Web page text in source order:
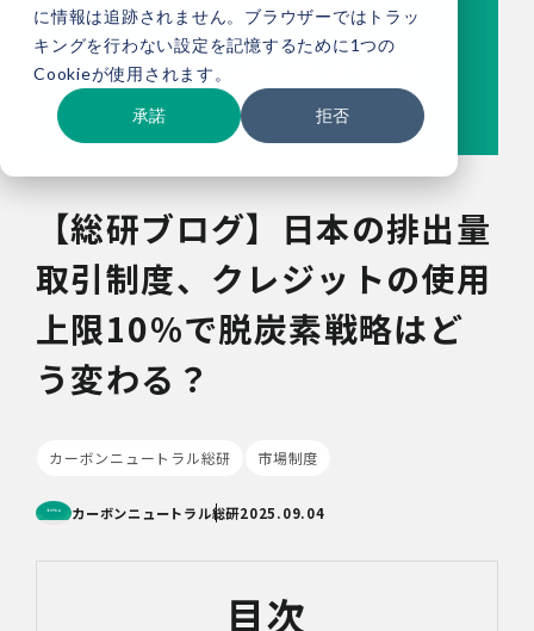
に情報は追跡されません。ブラウザーではトラッ
キングを行わない設定を記憶するために1つの
Cookieが使用されます。
承諾 拒否
【総研ブログ】日本の排出量
取引制度、クレジットの使用
上限10%で脱炭素戦略はど
う変わる？
カーボンニュートラル総研 市場制度
カーボンニュートラル総研2025.09.04
目次